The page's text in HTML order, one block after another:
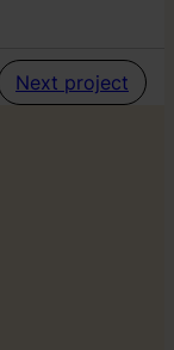
Next project